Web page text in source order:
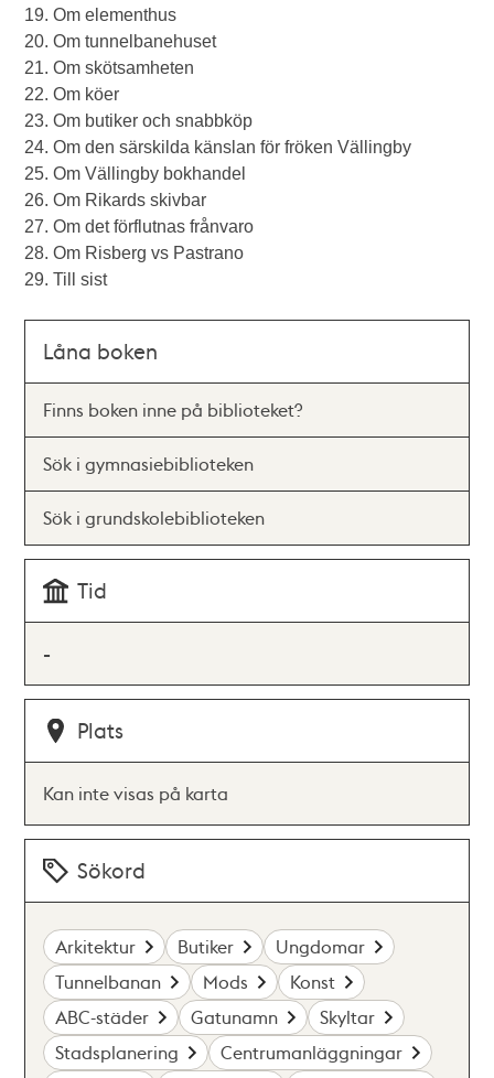
19. Om elementhus
20. Om tunnelbanehuset
21. Om skötsamheten
22. Om köer
23. Om butiker och snabbköp
24. Om den särskilda känslan för fröken Vällingby
25. Om Vällingby bokhandel
26. Om Rikards skivbar
27. Om det förflutnas frånvaro
28. Om Risberg vs Pastrano
29. Till sist
Låna boken
Finns boken inne på biblioteket?
Sök i gymnasiebiblioteken
Sök i grundskolebiblioteken
Tid
-
Plats
Kan inte visas på karta
Sökord
Arkitektur Butiker
Ungdomar
Tunnelbanan
Mods
Konst
ABC-städer
Gatunamn
Skyltar
Stadsplanering
Centrumanläggningar